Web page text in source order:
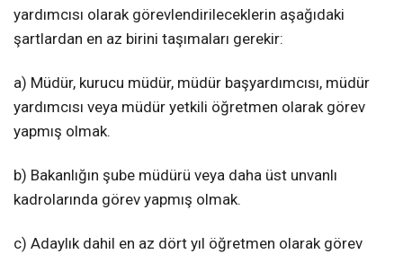
yardımcısı olarak görevlendirileceklerin aşağıdaki
şartlardan en az birini taşımaları gerekir:
a) Müdür, kurucu müdür, müdür başyardımcısı, müdür
yardımcısı veya müdür yetkili öğretmen olarak görev
yapmış olmak.
b) Bakanlığın şube müdürü veya daha üst unvanlı
kadrolarında görev yapmış olmak.
c) Adaylık dahil en az dört yıl öğretmen olarak görev